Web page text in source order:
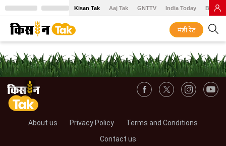
Kisan Tak Aaj Tak GNTTV India Today BT
मंडी रेट
About us Privacy Policy
Terms and Conditions
Contact us